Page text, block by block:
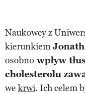
Naukowcy z
kierunkiem
osobno wpływ
cholesterolu
we krwi. Ich celem